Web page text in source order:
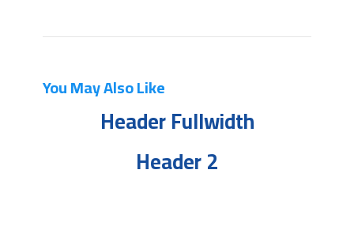
You May Also Like
Header Fullwidth
Header 2